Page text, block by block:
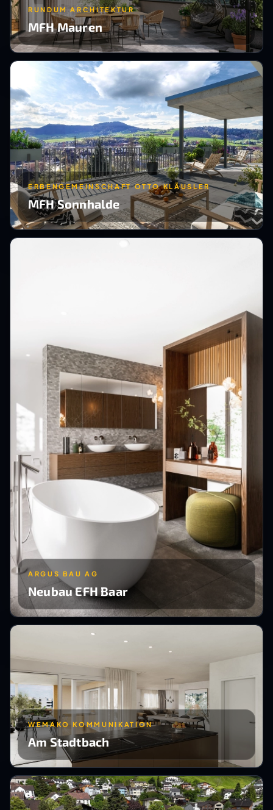
RUNDUM ARCHITEKTUR
MFH Mauren
ERBENGEMEINSCHAFT OTTO KLÄUSLER
MFH Sonnhalde
ARGUS BAU AG
Neubau EFH Baar
WEMAKO KOMMUNIKATION
Am Stadtbach